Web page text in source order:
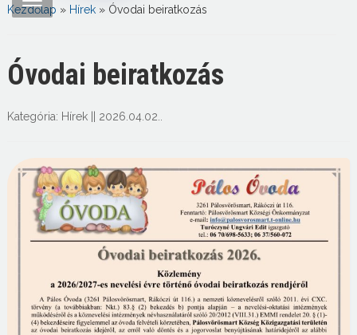
Kezdőlap » Hírek» Óvodai beiratkozás
Óvodai beiratkozás
Kategória: Hírek|| 2026.04.02.